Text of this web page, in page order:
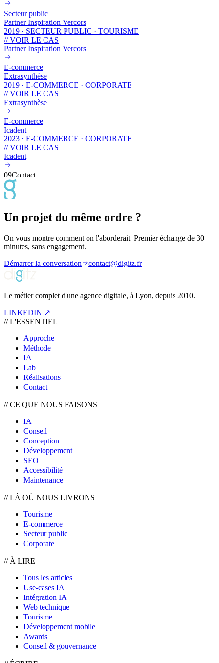
Secteur public
Partner Inspiration Vercors
2019 · SECTEUR PUBLIC · TOURISME
// VOIR LE CAS
Partner Inspiration Vercors
E-commerce
Extrasynthèse
2019 · E-COMMERCE · CORPORATE
// VOIR LE CAS
Extrasynthèse
E-commerce
Icadent
2023 · E-COMMERCE · CORPORATE
// VOIR LE CAS
Icadent
09Contact
Un projet du même ordre ?
On vous montre comment on l'aborderait. Premier échange de 30
minutes, sans engagement.
Démarrer la conversation
contact@digitz.fr
Le métier complet d'une agence digitale, à Lyon, depuis 2010.
LINKEDIN ↗
//L'ESSENTIEL
Approche
Méthode
IA
Lab
Réalisations
Contact
//CE QUE NOUS FAISONS
IA
Conseil
Conception
Développement
SEO
Accessibilité
Maintenance
//LÀ OÙ NOUS LIVRONS
Tourisme
E-commerce
Secteur public
Corporate
// À LIRE
Tous les articles
Use-cases IA
Intégration IA
Web technique
Tourisme
Développement mobile
Awards
Conseil & gouvernance